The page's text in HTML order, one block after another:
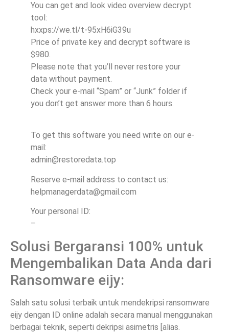
You can get and look video overview decrypt
tool:
hxxps://we.tl/t-95xH6iG39u
Price of private key and decrypt software is
$980.
Please note that you’ll never restore your
data without payment.
Check your e-mail “Spam” or “Junk” folder if
you don’t get answer more than 6 hours.
To get this software you need write on our e-
mail:
admin@restoredata.top
Reserve e-mail address to contact us:
helpmanagerdata@gmail.com
Your personal ID:
–
Solusi Bergaransi 100% untuk
Mengembalikan Data Anda dari
Ransomware eijy:
Salah satu solusi terbaik untuk mendekripsi ransomware
eijy dengan ID online adalah secara manual menggunakan
berbagai teknik, seperti dekripsi asimetris [alias.